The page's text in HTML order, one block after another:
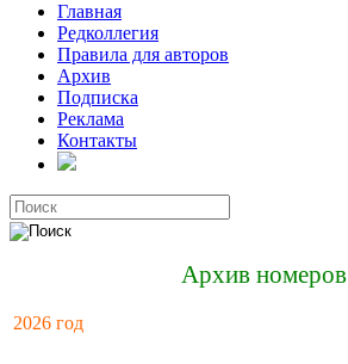
Главная
Редколлегия
Правила для авторов
Архив
Подписка
Реклама
Контакты
Архив номеров
2026 год